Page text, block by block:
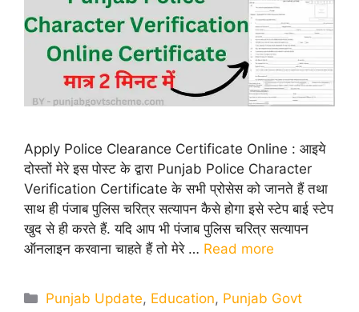
Apply Police Clearance Certificate Online : आइये
दोस्तों मेरे इस पोस्ट के द्वारा Punjab Police Character
Verification Certificate के सभी प्रोसेस को जानते हैं तथा
साथ ही पंजाब पुलिस चरित्र सत्यापन कैसे होगा इसे स्टेप बाई स्टेप
खुद से ही करते हैं. यदि आप भी पंजाब पुलिस चरित्र सत्यापन
ऑनलाइन करवाना चाहते हैं तो मेरे … Read more
Categories
Punjab Update, Education, Punjab Govt